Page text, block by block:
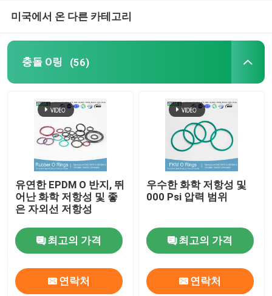
미국에서 온 다른 카테고리
충돌 O링 (56)
유연한 EPDM O 반지, 뛰
어난 화학 저항성 및 좋
은 자외선 저항성
최고의 가격
연락처
우수한 화학 저항성 및
000 Psi 압력 범위
최고의 가격
연락처